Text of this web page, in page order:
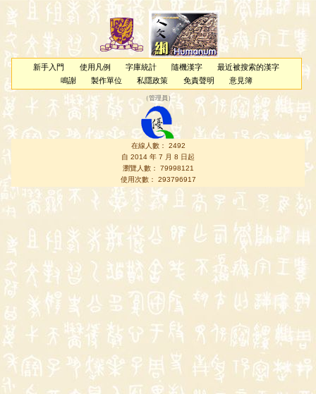
新手入門 使用凡例 字庫統計 隨機漢字
最近被搜索的漢字
鳴謝
製作單位 私隱政策 免責聲明 意見簿
（管理員 ）
在線人數： 2492
自 2014 年 7 月 8 日起
瀏覽人數： 79998121
使用次數： 293796917